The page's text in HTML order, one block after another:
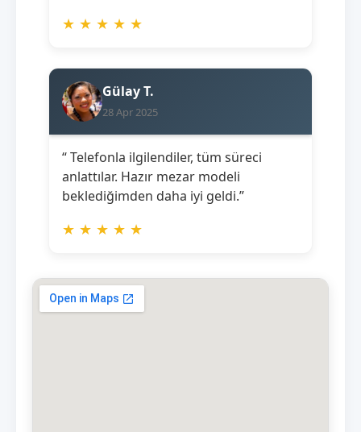
★ ★ ★ ★ ★
Gülay T.
28 Apr 2025
“ Telefonla ilgilendiler, tüm süreci
anlattılar. Hazır mezar modeli
beklediğimden daha iyi geldi.”
★ ★ ★ ★ ★